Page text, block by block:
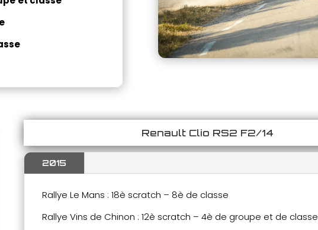
Renault Clio RS2 F2/14
2015
Rallye Le Mans : 18è scratch – 8è de classe
Rallye Vins de Chinon : 12è scratch – 4è de groupe et de classe